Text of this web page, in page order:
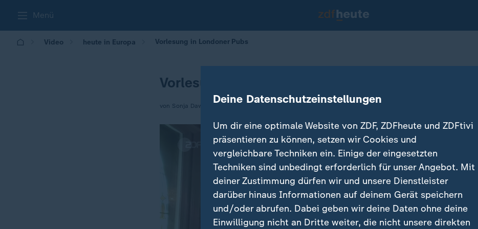
Menü
Video heute in Europa Vorlesung in Londoner Pubs
Vorlesung in Londoner Pubs
von Sonja Dawson Deine Datenschutzeinstellungen
Um dir eine optimale Website von ZDF, ZDFheute und ZDFtivi
präsentieren zu können, setzen wir Cookies und
vergleichbare Techniken ein. Einige der eingesetzten
Techniken sind unbedingt erforderlich für unser Angebot. Mit
deiner Zustimmung dürfen wir und unsere Dienstleister
darüber hinaus Informationen auf deinem Gerät speichern
und/oder abrufen. Dabei geben wir deine Daten ohne deine
Einwilligung nicht an Dritte weiter, die nicht unsere direkten